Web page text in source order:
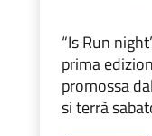
“Is Run
prima
promossa
si terrà